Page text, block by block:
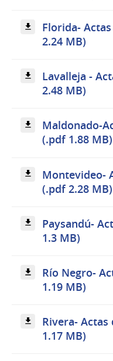
Florida-
2.24 MB)
Lavalleja -
2.48 MB)
Maldonado-
(.pdf 1.88 MB)
Montevideo-
(.pdf 2.28 MB)
Paysandú-
1.3 MB)
Río Negro-
1.19 MB)
Rivera-
1.17 MB)